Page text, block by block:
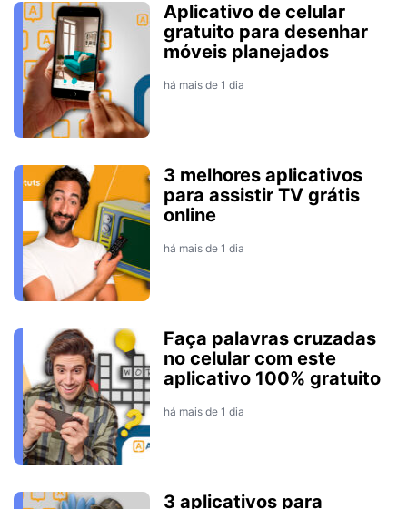
Aplicativo de celular
gratuito para desenhar
móveis planejados
há mais de 1 dia
3 melhores aplicativos
para assistir TV grátis
online
há mais de 1 dia
Faça palavras cruzadas
no celular com este
aplicativo 100% gratuito
há mais de 1 dia
3 aplicativos para